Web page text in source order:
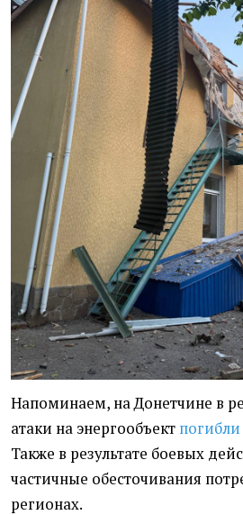
Напоминаем, на Донетчине в
атаки на энергообъект
Также в результате боевых
частичные обесточивания
регионах.